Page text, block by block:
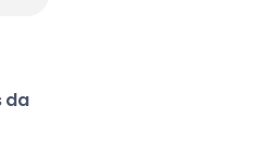
da